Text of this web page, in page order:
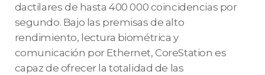
dactilares de hasta 400 000 coincidencias por
segundo. Bajo las premisas de alto
rendimiento, lectura biométrica y
comunicación por Ethernet, CoreStation es
capaz de ofrecer la totalidad de las